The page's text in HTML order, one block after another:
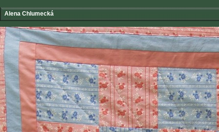
Alena Chlumecká